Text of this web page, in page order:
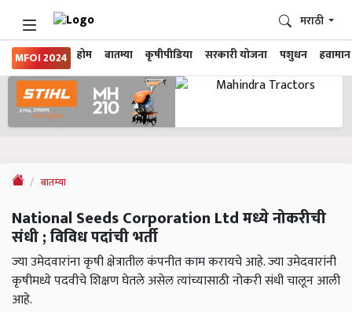
MFOI 2024 होम बातम्या कृषीपीडिया सरकारी योजना पशुधन हवामान
मराठी
बातम्या
National Seeds Corporation Ltd मध्ये नोकरीची
संधी ; विविध पदांची भर्ती
ज्या उमेदवारांना कृषी क्षेत्रातील कंपनीत काम करायचे आहे. ज्या उमेदवारांनी
कृषीमध्ये पदवीचे शिक्षण घेतले असेल त्यांच्यासाठी नोकरी संधी चालून आली
आहे.